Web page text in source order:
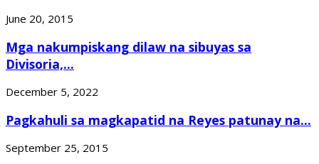
June 20, 2015
Mga nakumpiskang dilaw na sibuyas sa
Divisoria,...
December 5, 2022
Pagkahuli sa magkapatid na Reyes patunay na...
September 25, 2015